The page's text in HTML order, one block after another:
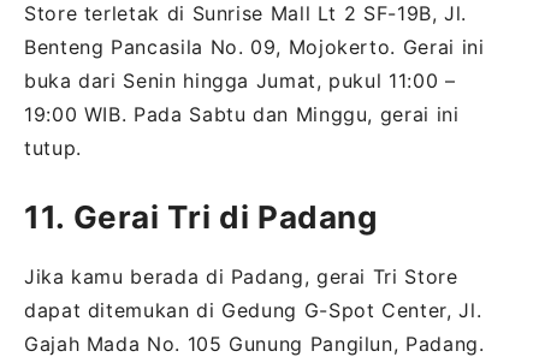
Store terletak di Sunrise Mall Lt 2 SF-19B, Jl.
Benteng Pancasila No. 09, Mojokerto. Gerai ini
buka dari Senin hingga Jumat, pukul 11:00 –
19:00 WIB. Pada Sabtu dan Minggu, gerai ini
tutup.
11. Gerai Tri di Padang
Jika kamu berada di Padang, gerai Tri Store
dapat ditemukan di Gedung G-Spot Center, Jl.
Gajah Mada No. 105 Gunung Pangilun, Padang.